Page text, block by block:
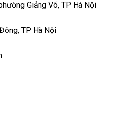
Giảng Võ, TP Hà Nội
TP Hà Nội